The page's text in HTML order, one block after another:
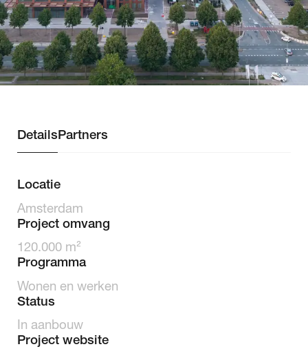
Team
Bright
ESG
Nieuws
DetailsPartners
Locatie
Amsterdam
Project omvang
120.000 m²
Programma
Wonen en werken
Status
In aanbouw
Project website